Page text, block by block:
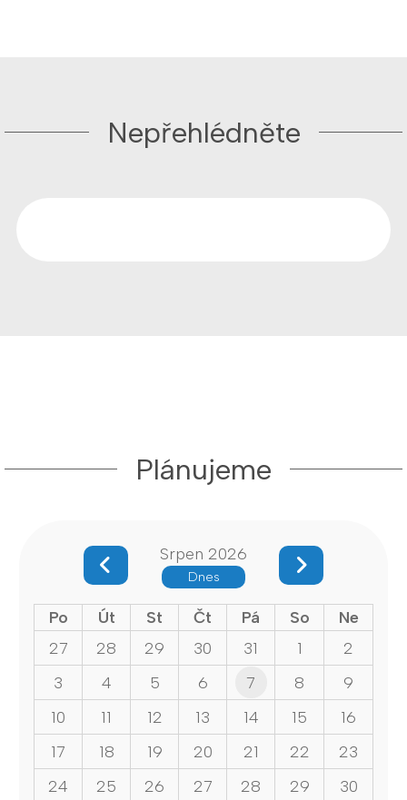
Nepřehlédněte
Plánujeme
Srpen 2026
Dnes
Po Út St Čt Pá So
Ne
27
28 29 30 31 1
2
3
4 5 6 7 8
9
10
11 12 13 14 15
16
17
18 19 20 21 22
23
24
25 26 27 28 29 30